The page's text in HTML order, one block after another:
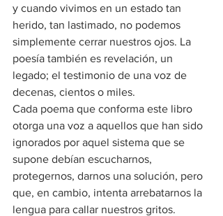
y cuando vivimos en un estado tan
herido, tan lastimado, no podemos
simplemente cerrar nuestros ojos. La
poesía también es revelación, un
legado; el testimonio de una voz de
decenas, cientos o miles.
Cada poema que conforma este libro
otorga una voz a aquellos que han sido
ignorados por aquel sistema que se
supone debían escucharnos,
protegernos, darnos una solución, pero
que, en cambio, intenta arrebatarnos la
lengua para callar nuestros gritos.